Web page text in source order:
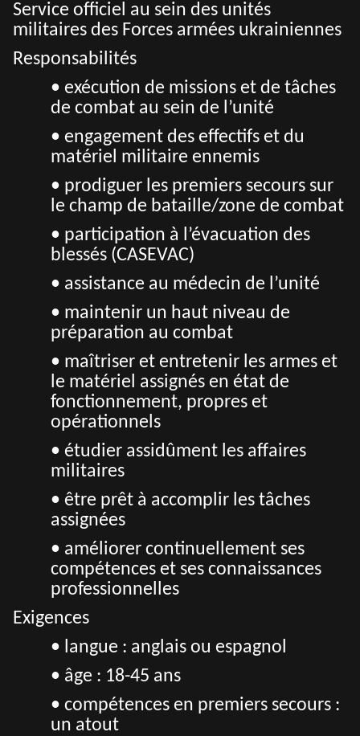
Service officiel au sein des unités
militaires des Forces armées ukrainiennes
Responsabilités
• exécution de missions et de tâches
de combat au sein de l’unité
• engagement des effectifs et du
matériel militaire ennemis
• prodiguer les premiers secours sur
le champ de bataille/zone de combat
• participation à l’évacuation des
blessés (CASEVAC)
• assistance au médecin de l’unité
• maintenir un haut niveau de
préparation au combat
• maîtriser et entretenir les armes et
le matériel assignés en état de
fonctionnement, propres et
opérationnels
• étudier assidûment les affaires
militaires
• être prêt à accomplir les tâches
assignées
• améliorer continuellement ses
compétences et ses connaissances
professionnelles
Exigences
• langue : anglais ou espagnol
• âge : 18-45 ans
• compétences en premiers secours :
un atout